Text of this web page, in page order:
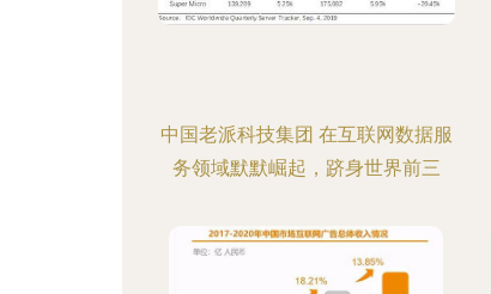
中国老派科技集团 在互联网数据服
务领域默默崛起，跻身世界前三